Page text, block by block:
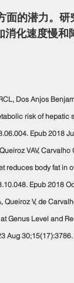
化速度慢
RCL, Dos Anjos
risk of
Epub 2018
Queiroz VAV,
body fat in
Epub 2018
A, Queiroz V, de
Genus Level and
Aug